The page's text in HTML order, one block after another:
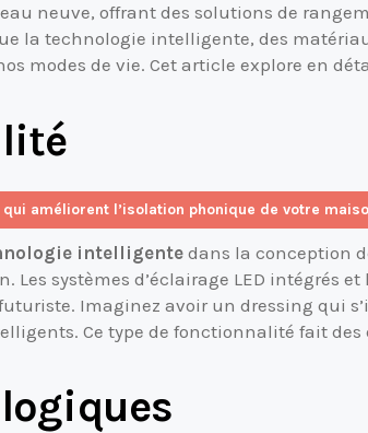
neuve, offrant des solutions de
la technologie intelligente, des
modes de vie. Cet article explore en
améliorent l’isolation phonique de votre
intelligente dans la conception
systèmes d’éclairage LED intégrés
Imaginez avoir un dressing qui
Ce type de fonctionnalité fait